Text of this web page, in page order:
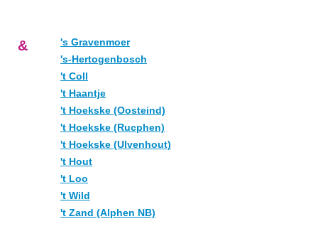
&
's Gravenmoer
's-Hertogenbosch
't Coll
't Haantje
't Hoekske (Oosteind)
't Hoekske (Rucphen)
't Hoekske (Ulvenhout)
't Hout
't Loo
't Wild
't Zand (Alphen NB)